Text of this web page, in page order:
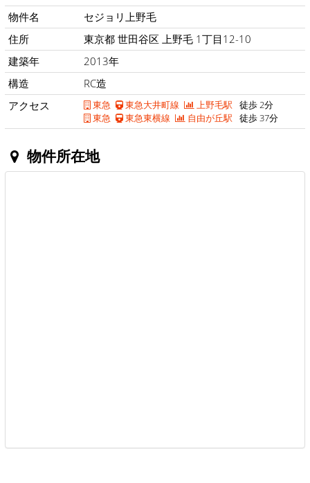
物件名
セジョリ上野毛
住所
東京都 世田谷区 上野毛 1丁目12-10
建築年
2013年
構造
RC造
アクセス
東急 東急大井町線 上野毛駅 徒歩 2分
東急
東急東横線 自由が丘駅 徒歩 37分
物件所在地